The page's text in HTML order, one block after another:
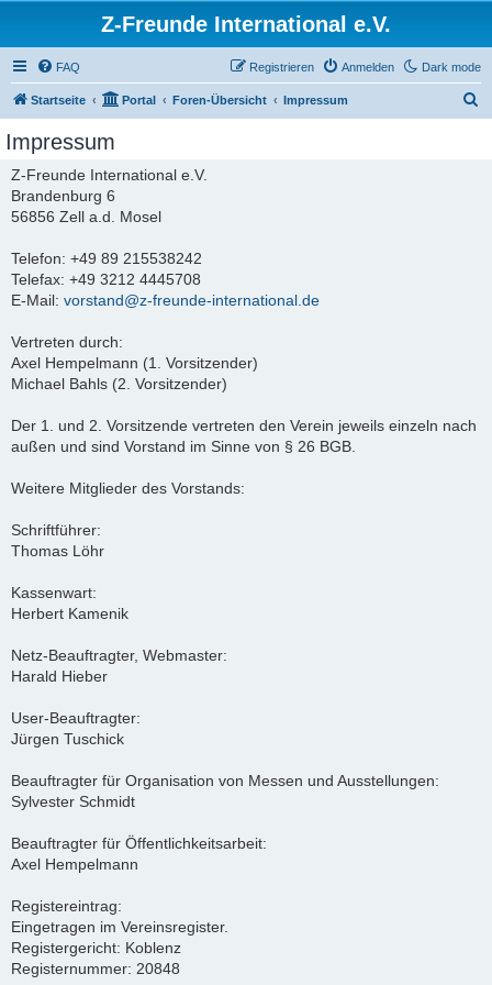
Z-Freunde International e.V.
Dark mode
FAQ Anmelden
Registrieren
Startseite Portal Foren-Übersicht Impressum
Impressum
Z-Freunde International e.V.
Brandenburg 6
56856 Zell a.d. Mosel
Telefon: +49 89 215538242
Telefax: +49 3212 4445708
E-Mail: vorstand@z-freunde-international.de
Vertreten durch:
Axel Hempelmann (1. Vorsitzender)
Michael Bahls (2. Vorsitzender)
Der 1. und 2. Vorsitzende vertreten den Verein jeweils einzeln nach
außen und sind Vorstand im Sinne von § 26 BGB.
Weitere Mitglieder des Vorstands:
Schriftführer:
Thomas Löhr
Kassenwart:
Herbert Kamenik
Netz-Beauftragter, Webmaster:
Harald Hieber
User-Beauftragter:
Jürgen Tuschick
Beauftragter für Organisation von Messen und Ausstellungen:
Sylvester Schmidt
Beauftragter für Öffentlichkeitsarbeit:
Axel Hempelmann
Registereintrag:
Eingetragen im Vereinsregister.
Registergericht: Koblenz
Registernummer: 20848